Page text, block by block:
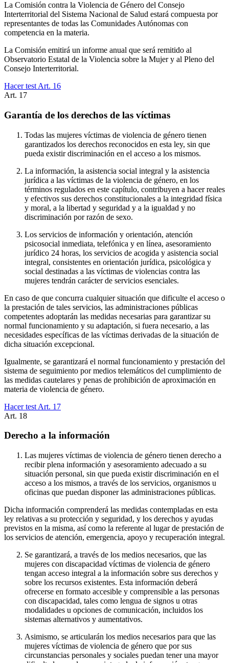
La Comisión contra la Violencia de Género del Consejo
Interterritorial del Sistema Nacional de Salud estará compuesta por
representantes de todas las Comunidades Autónomas con
competencia en la materia.
La Comisión emitirá un informe anual que será remitido al
Observatorio Estatal de la Violencia sobre la Mujer y al Pleno del
Consejo Interterritorial.
Hacer test Art. 16
Art. 17
Garantía de los derechos de las víctimas
Todas las mujeres víctimas de violencia de género tienen
garantizados los derechos reconocidos en esta ley, sin que
pueda existir discriminación en el acceso a los mismos.
La información, la asistencia social integral y la asistencia
jurídica a las víctimas de la violencia de género, en los
términos regulados en este capítulo, contribuyen a hacer reales
y efectivos sus derechos constitucionales a la integridad física
y moral, a la libertad y seguridad y a la igualdad y no
discriminación por razón de sexo.
Los servicios de información y orientación, atención
psicosocial inmediata, telefónica y en línea, asesoramiento
jurídico 24 horas, los servicios de acogida y asistencia social
integral, consistentes en orientación jurídica, psicológica y
social destinadas a las víctimas de violencias contra las
mujeres tendrán carácter de servicios esenciales.
En caso de que concurra cualquier situación que dificulte el acceso o
la prestación de tales servicios, las administraciones públicas
competentes adoptarán las medidas necesarias para garantizar su
normal funcionamiento y su adaptación, si fuera necesario, a las
necesidades específicas de las víctimas derivadas de la situación de
dicha situación excepcional.
Igualmente, se garantizará el normal funcionamiento y prestación del
sistema de seguimiento por medios telemáticos del cumplimiento de
las medidas cautelares y penas de prohibición de aproximación en
materia de violencia de género.
Hacer test Art. 17
Art. 18
Derecho a la información
Las mujeres víctimas de violencia de género tienen derecho a
recibir plena información y asesoramiento adecuado a su
situación personal, sin que pueda existir discriminación en el
acceso a los mismos, a través de los servicios, organismos u
oficinas que puedan disponer las administraciones públicas.
Dicha información comprenderá las medidas contempladas en esta
ley relativas a su protección y seguridad, y los derechos y ayudas
previstos en la misma, así como la referente al lugar de prestación de
los servicios de atención, emergencia, apoyo y recuperación integral.
Se garantizará, a través de los medios necesarios, que las
mujeres con discapacidad víctimas de violencia de género
tengan acceso integral a la información sobre sus derechos y
sobre los recursos existentes. Esta información deberá
ofrecerse en formato accesible y comprensible a las personas
con discapacidad, tales como lengua de signos u otras
modalidades u opciones de comunicación, incluidos los
sistemas alternativos y aumentativos.
Asimismo, se articularán los medios necesarios para que las
mujeres víctimas de violencia de género que por sus
circunstancias personales y sociales puedan tener una mayor